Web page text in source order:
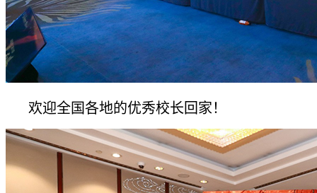
欢迎全国各地的优秀校长回家！